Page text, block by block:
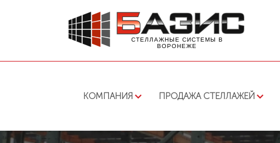
СТЕЛЛАЖНЫЕ СИСТЕМЫ В
ВОРОНЕЖЕ
КОМПАНИЯ ПРОДАЖА СТЕЛЛАЖЕЙ